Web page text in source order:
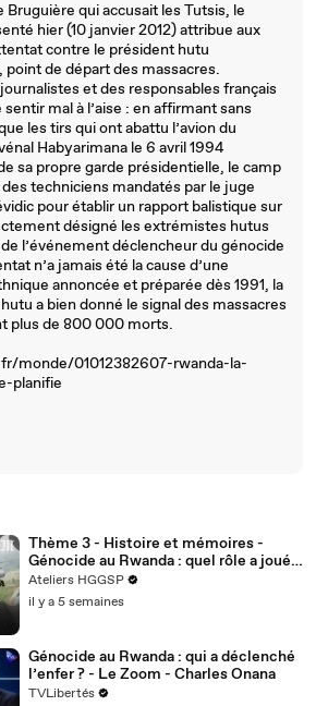
qui accusait les Tutsis, le
hier (10 janvier 2012) attribue aux
contre le président hutu
point de départ des massacres.
et des responsables français
mal à l’aise : en affirmant sans
les tirs qui ont abattu l’avion du
Habyarimana le 6 avril 1994
sa propre garde présidentielle, le camp
techniciens mandatés par le juge
pour établir un rapport balistique sur
désigné les extrémistes hutus
l’événement déclencheur du génocide
n’a jamais été la cause d’une
annoncée et préparée dès 1991, la
a bien donné le signal des massacres
plus de 800 000 morts.
monde/01012382607-rwanda-la-
planifie
Thème 3 - Histoire et mémoires -
Génocide au Rwanda : quel rôle a joué
la France ? - AXE 2
Ateliers HGGSP
il y a 5 semaines
Génocide au Rwanda : qui a déclenché
l’enfer ? - Le Zoom - Charles Onana
TVLibertés